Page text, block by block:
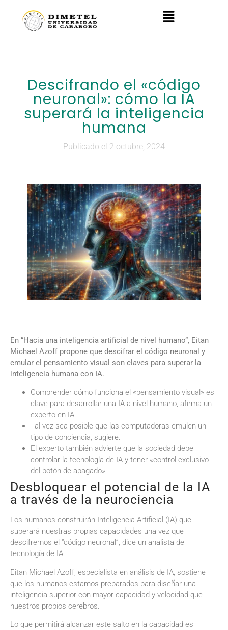
Descifrando el «código
neuronal»: cómo la IA
superará la inteligencia
humana
Publicado el 2 octubre, 2024
En “Hacia una inteligencia artificial de nivel humano”, Eitan
Michael Azoff propone que descifrar el código neuronal y
emular el pensamiento visual son claves para superar la
inteligencia humana con IA.
Comprender cómo funciona el «pensamiento visual» es
clave para desarrollar una IA a nivel humano, afirma un
experto en IA
Tal vez sea posible que las computadoras emulen un
tipo de conciencia, sugiere.
El experto también advierte que la sociedad debe
controlar la tecnología de IA y tener «control exclusivo
del botón de apagado»
Desbloquear el potencial de la IA
a través de la neurociencia
Los humanos construirán Inteligencia Artificial (IA) que
superará nuestras propias capacidades una vez que
descifremos el “código neuronal”, dice un analista de
tecnología de IA.
Eitan Michael Azoff, especialista en análisis de IA, sostiene
que los humanos estamos preparados para diseñar una
inteligencia superior con mayor capacidad y velocidad que
nuestros propios cerebros.
Lo que permitirá alcanzar este salto en la capacidad es